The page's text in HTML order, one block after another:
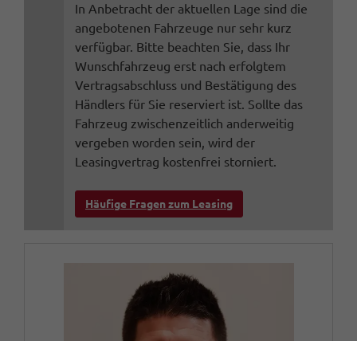
In Anbetracht der aktuellen Lage sind die
angebotenen Fahrzeuge nur sehr kurz
verfügbar. Bitte beachten Sie, dass Ihr
Wunschfahrzeug erst nach erfolgtem
Vertragsabschluss und Bestätigung des
Händlers für Sie reserviert ist. Sollte das
Fahrzeug zwischenzeitlich anderweitig
vergeben worden sein, wird der
Leasingvertrag kostenfrei storniert.
Häufige Fragen zum Leasing